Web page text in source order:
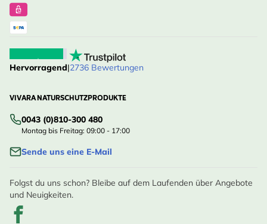
Hervorragend|2736 Bewertungen
VIVARA NATURSCHUTZPRODUKTE
0043 (0)810-300 480
Montag bis Freitag: 09:00 - 17:00
Sende uns eine E-Mail
Folgst du uns schon? Bleibe auf dem Laufenden über Angebote
und Neuigkeiten.